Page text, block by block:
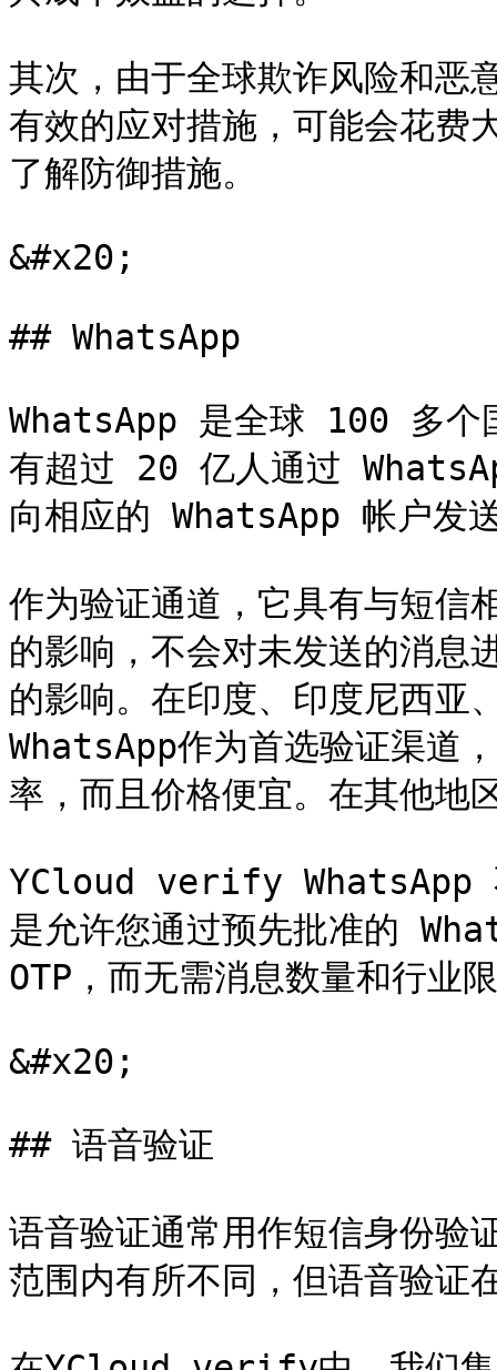
其次，由于全球欺诈风险和恶
有效的应对措施，可能会花费
了解防御措施。
&#x20;
## WhatsApp
WhatsApp 是全球 100 多个
有超过 20 亿人通过
向相应的 WhatsApp 帐户发
作为验证通道，它具有与短信
的影响，不会对未发送的消息
的影响。在印度、印度尼西亚
WhatsApp作为首选验证渠道
率，而且价格便宜。在其他地
YCloud verify WhatsApp
是允许您通过预先批准的
OTP，而无需消息数量和行业
&#x20;
## 语音验证
语音验证通常用作短信身份验
范围内有所不同，但语音验证